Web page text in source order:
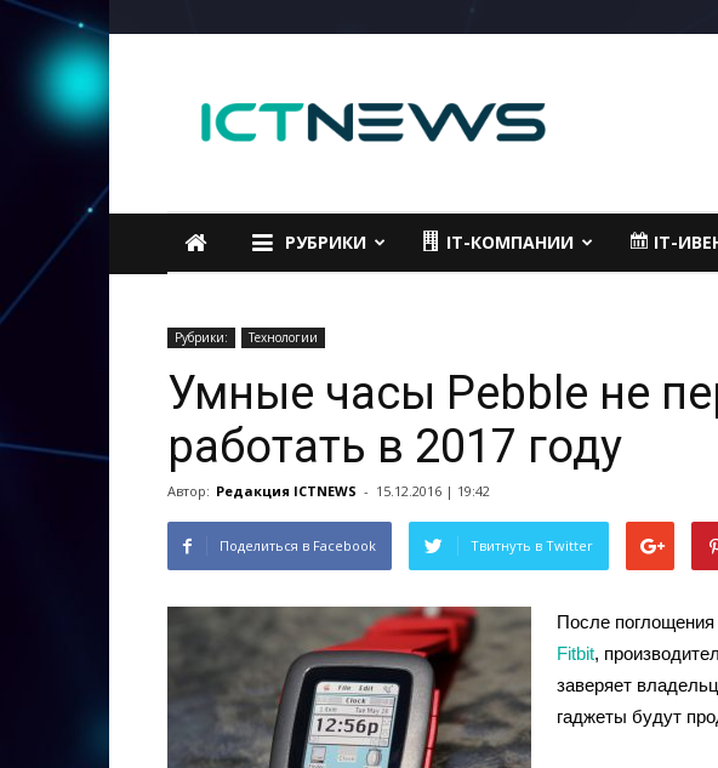
РУБРИКИ IT-КОМПАНИИ IT-
Рубрики: Технологии
Умные часы Pebble не
работать в 2017 году
Автор: Редакция ICTNEWS - 15.12.2016 | 19:42
Поделиться в Facebook Твитнуть в Twitter
После
Fitbit,
заверяет
гаджеты будут